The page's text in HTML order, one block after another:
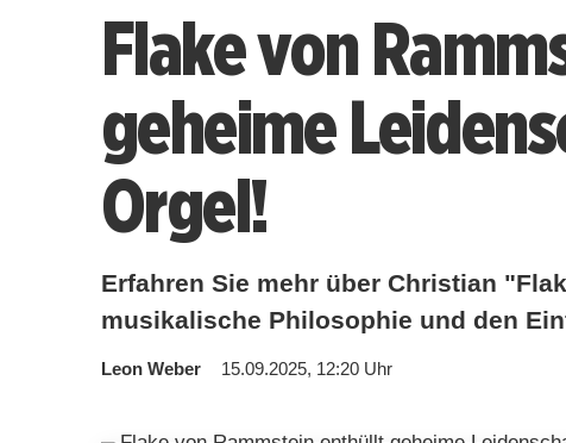
Flake von
geheime
Orgel!
Erfahren Sie mehr über Christian
musikalische Philosophie und den
Leon Weber 15.09.2025, 12:20 Uhr